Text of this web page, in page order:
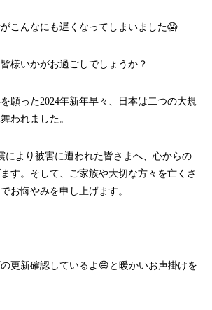
こんなにも遅くなってしまいました😱
様いかがお過ごしでしょうか？
願った2024年新年早々、日本は二つの大規
われました。
により被害に遭われた皆さまへ、心からの
す。そして、ご家族や大切な方々を亡くさ
お悔やみを申し上げます。
更新確認しているよ😄と暖かいお声掛けを